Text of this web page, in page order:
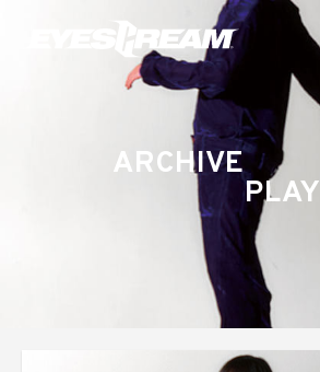
ARCHIVE
PLAY